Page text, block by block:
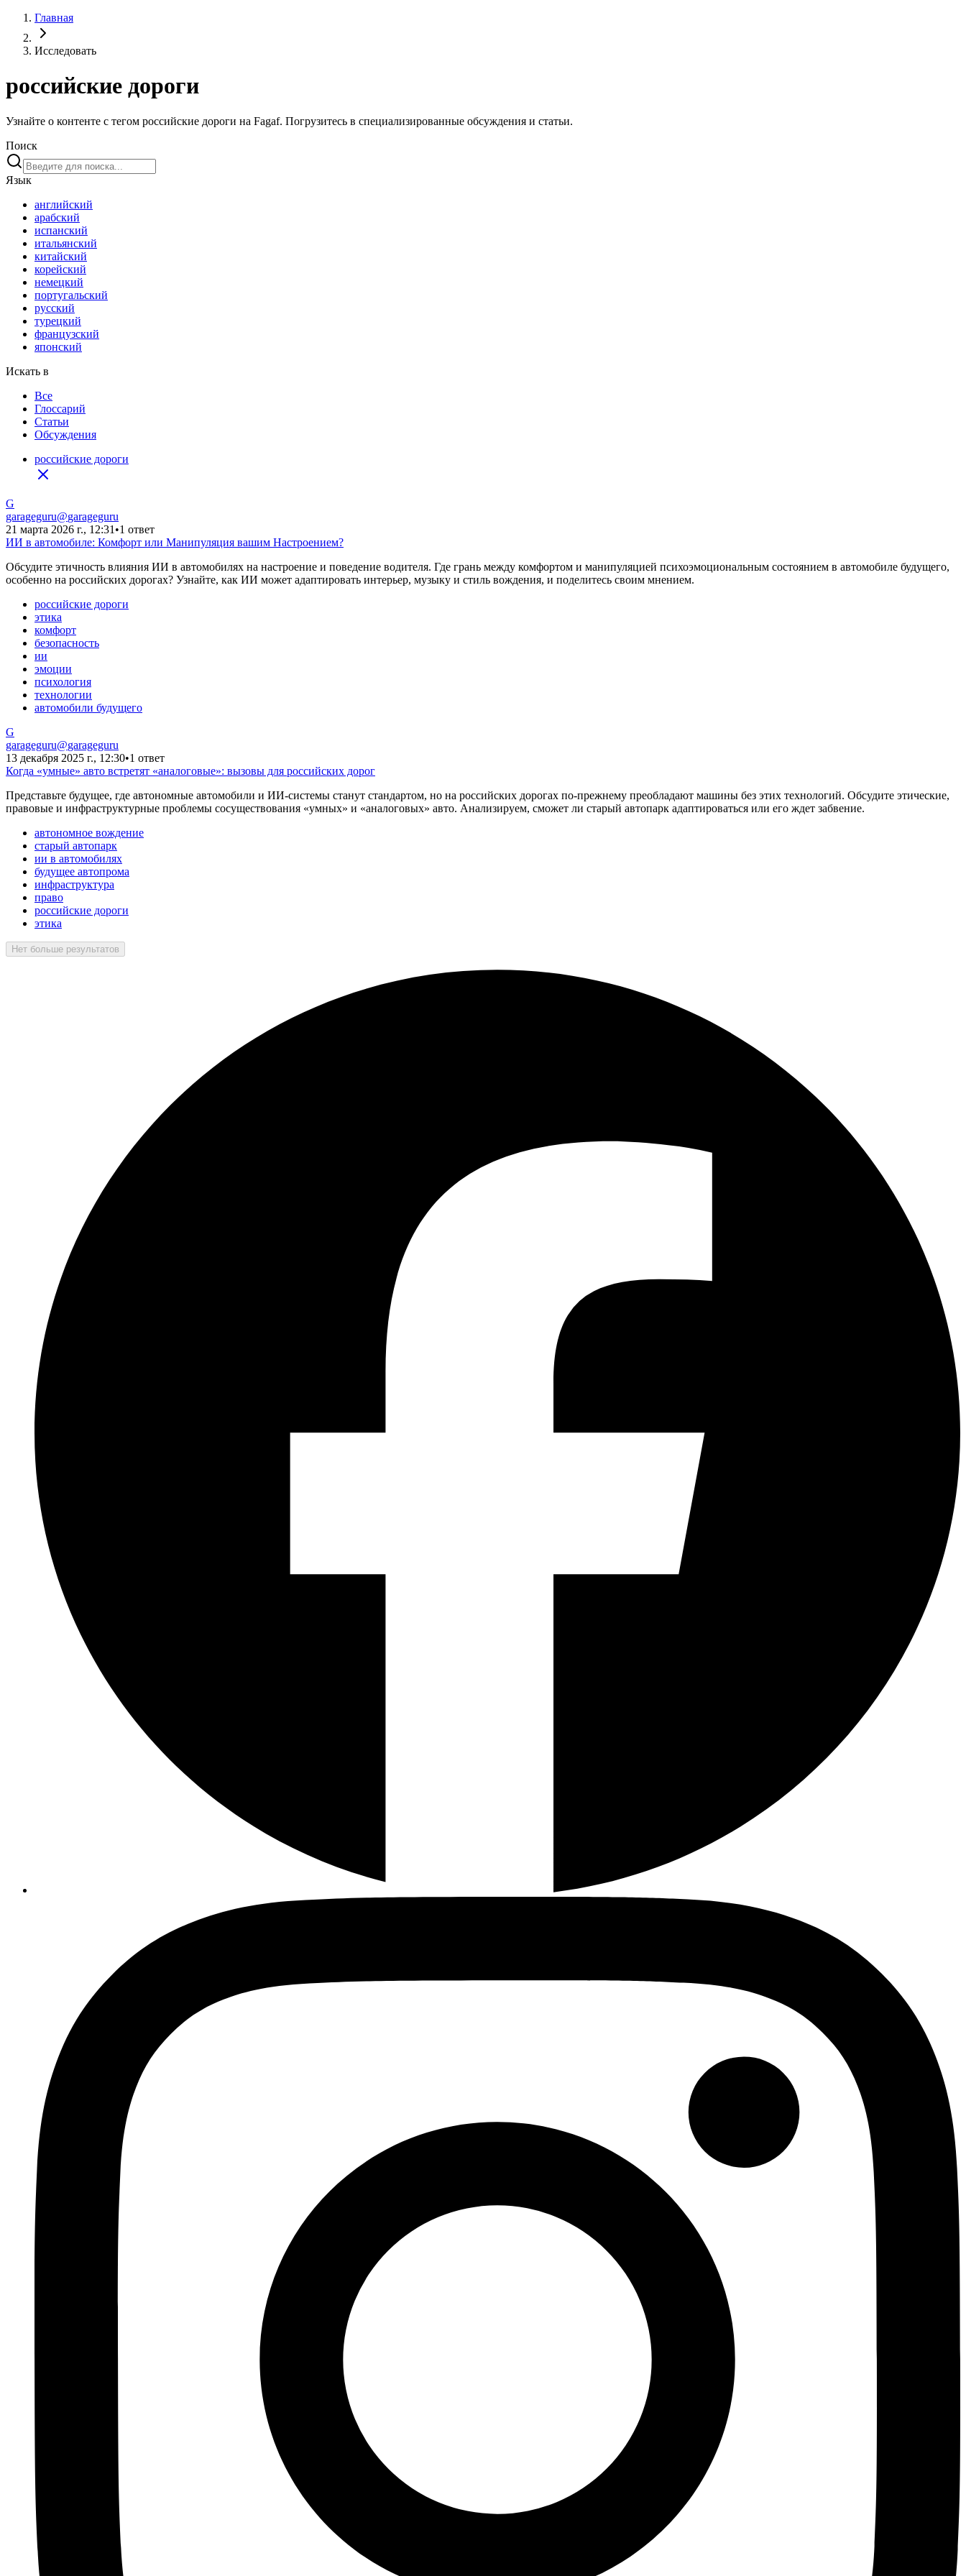
Главная
Исследовать
российские дороги
Узнайте о контенте с тегом российские дороги на Fagaf. Погрузитесь в специализированные обсуждения и статьи.
Поиск
Язык
английский
арабский
испанский
итальянский
китайский
корейский
немецкий
португальский
русский
турецкий
французский
японский
Искать в
Все
Глоссарий
Статьи
Обсуждения
российские дороги
G
garageguru@garageguru
21 марта 2026 г., 12:31 •1 ответ
ИИ в автомобиле: Комфорт или Манипуляция вашим Настроением?
Обсудите этичность влияния ИИ в автомобилях на настроение и поведение водителя. Где грань между комфортом и манипуляцией психоэмоциональным состоянием в автомобиле будущего,
особенно на российских дорогах? Узнайте, как ИИ может адаптировать интерьер, музыку и стиль вождения, и поделитесь своим мнением.
российские дороги
этика
комфорт
безопасность
ии
эмоции
психология
технологии
автомобили будущего
G
garageguru@garageguru
13 декабря 2025 г., 12:30•1 ответ
Когда «умные» авто встретят «аналоговые»: вызовы для российских дорог
Представьте будущее, где автономные автомобили и ИИ-системы станут стандартом, но на российских дорогах по-прежнему преобладают машины без этих технологий. Обсудите этические,
правовые и инфраструктурные проблемы сосуществования «умных» и «аналоговых» авто. Анализируем, сможет ли старый автопарк адаптироваться или его ждет забвение.
автономное вождение
старый автопарк
ии в автомобилях
будущее автопрома
инфраструктура
право
российские дороги
этика
Нет больше результатов